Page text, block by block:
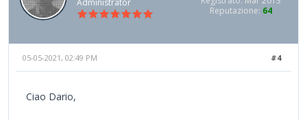
Reputazione: 64
#4
05-05-2021, 02:49 PM
Ciao Dario,